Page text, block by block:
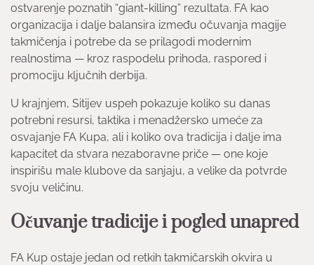
ostvarenje poznatih “giant-killing” rezultata. FA kao
organizacija i dalje balansira između očuvanja magije
takmičenja i potrebe da se prilagodi modernim
realnostima — kroz raspodelu prihoda, raspored i
promociju ključnih derbija.
U krajnjem, Sitijev uspeh pokazuje koliko su danas
potrebni resursi, taktika i menadžersko umeće za
osvajanje FA Kupa, ali i koliko ova tradicija i dalje ima
kapacitet da stvara nezaboravne priče — one koje
inspirišu male klubove da sanjaju, a velike da potvrde
svoju veličinu.
Očuvanje tradicije i pogled unapred
FA Kup ostaje jedan od retkih takmičarskih okvira u